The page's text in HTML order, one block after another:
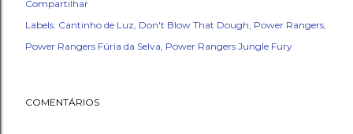
Compartilhar
Labels: Cantinho de Luz Don't Blow That Dough Power Rangers
Power Rangers Fúria da Selva Power Rangers Jungle Fury
COMENTÁRIOS